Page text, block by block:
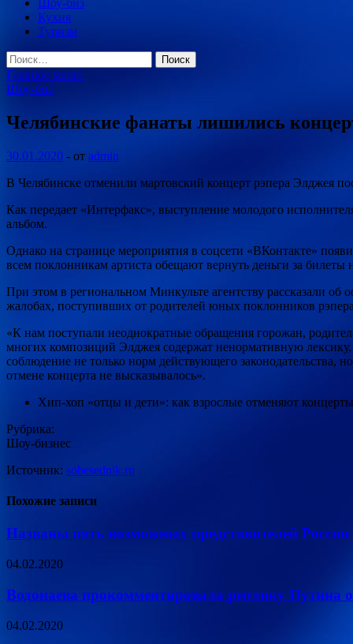
Шоу-биз
Кухня
Туризм
Найти:
Главное меню
Шоу-биз
Челябинские фанаты лишились
30.01.2020 - от admin
В Челябинске отменили мартовский концерт рэпера Элджея
Как передает «Интерфакс», выступление молодого
альбом.
Однако на странице мероприятия в соцсети «ВКонтакте»
всем поклонникам артиста обещают вернуть деньги за билеты
При этом в региональном Минкульте агентству рассказали
жалобах, поступивших от родителей юных поклонников
«К нам поступали неоднократные обращения горожан,
многих композиций Элджея содержат ненормативную
соблюдение не только норм действующего
отмене концерта не высказывалось».
Хип-хоп «отцы и дети»: как взрослые отменяют
Рубрика:
Шоу-бизнес
Источник: sobesednik.ru
Похожие записи
Названы пять возможных представителей
04.02.2020
Водонаева прокомментировала реплику Путина
04.02.2020